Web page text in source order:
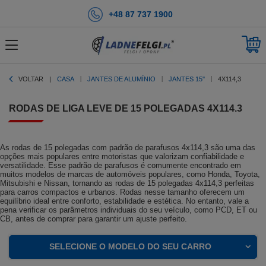
+48 87 737 1900
VOLTAR CASA JANTES DE ALUMÍNIO JANTES 15'' 4X114,3
RODAS DE LIGA LEVE DE 15 POLEGADAS 4X114.3
As rodas de 15 polegadas com padrão de parafusos 4x114,3 são uma das
opções mais populares entre motoristas que valorizam confiabilidade e
versatilidade. Esse padrão de parafusos é comumente encontrado em
muitos modelos de marcas de automóveis populares, como Honda, Toyota,
Mitsubishi e Nissan, tornando as rodas de 15 polegadas 4x114,3 perfeitas
para carros compactos e urbanos. Rodas nesse tamanho oferecem um
equilíbrio ideal entre conforto, estabilidade e estética. No entanto, vale a
pena verificar os parâmetros individuais do seu veículo, como PCD, ET ou
CB, antes de comprar para garantir um ajuste perfeito.
SELECIONE O MODELO DO SEU CARRO